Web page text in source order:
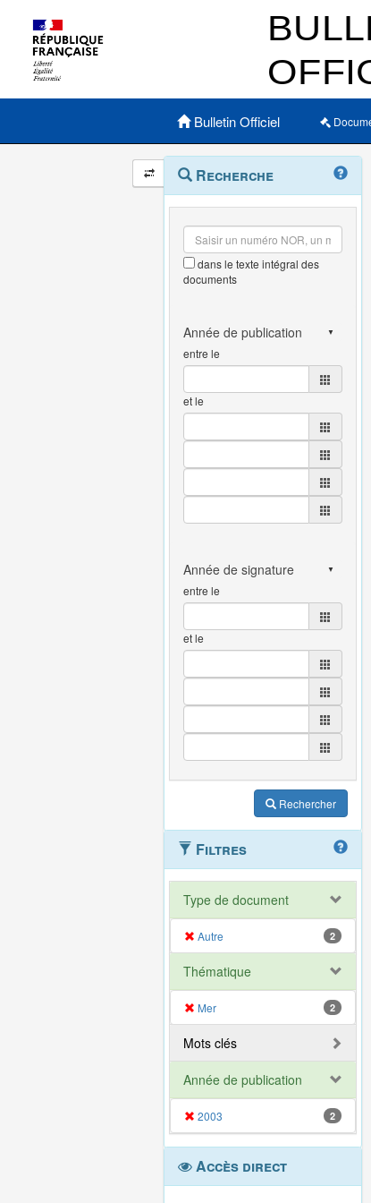
Menu principal
Bulletin Officiel
Navigation
et
outils
annexes
Menu
contextuel
Recherche
dans le texte intégral des
documents
entre le
et le
entre le
et le
Rechercher
Filtres
Type de document
Autre 2
Thématique
Mer 2
Mots clés
Année de publication
2003 2
Accès direct